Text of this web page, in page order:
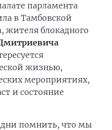
парламента
в Тамбовской
жителя блокадного
жизнью,
мероприятиях,
и состояние
помнить, что мы